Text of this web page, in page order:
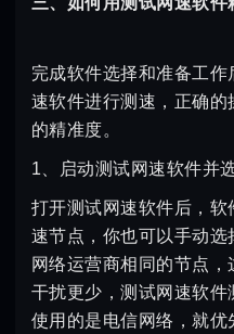
完成软件选择和准备工
速软件进行测速，正确
的精准度。
1、启动测试网速软件并
打开测试网速软件后，软
速节点，你也可以手动选
网络运营商相同的节点，
干扰更少，测试网速软
使用的是电信网络，就